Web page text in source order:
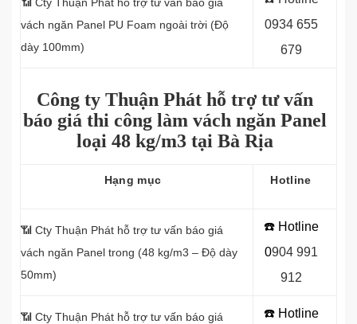
vách ngăn Panel PU Foam ngoài trời (Độ
dày 100mm)
0934 655
679
Công ty Thuận Phát hỗ trợ tư vấn
báo giá thi công làm vách ngăn Panel
loại 48 kg/m3 tại Bà Rịa
Hạng mục Hotline
📶 Cty Thuận Phát hỗ trợ tư vấn báo giá
vách ngăn Panel trong (48 kg/m3 – Độ dày
50mm)
☎️ Hotline
0904 991
912
📶 Cty Thuận Phát hỗ trợ tư vấn báo giá
☎️ Hotline